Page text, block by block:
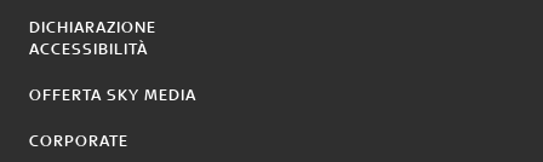
DICHIARAZIONE
ACCESSIBILITÀ
OFFERTA SKY MEDIA
CORPORATE